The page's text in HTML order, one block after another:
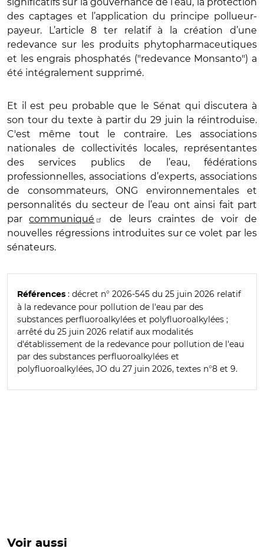
des captages et l’application du principe pollueur-
payeur. L’article 8 ter relatif à la création d’une
redevance sur les produits phytopharmaceutiques
et les engrais phosphatés ("redevance Monsanto") a
été intégralement supprimé.
Et il est peu probable que le Sénat qui discutera à
son tour du texte à partir du 29 juin la réintroduise.
C'est même tout le contraire. Les associations
nationales de collectivités locales, représentantes
des services publics de l’eau, fédérations
professionnelles, associations d’experts, associations
de consommateurs, ONG environnementales et
personnalités du secteur de l’eau ont ainsi fait part
parcommuniqué
de leurs craintes de voir de
nouvelles régressions introduites sur ce volet par les
sénateurs.
Références : décret n° 2026-545 du 25 juin 2026 relatif
à la redevance pour pollution de l'eau par des
substances perfluoroalkylées et polyfluoroalkylées ;
arrêté du 25 juin 2026 relatif aux modalités
d'établissement de la redevance pour pollution de l'eau
par des substances perfluoroalkylées et
polyfluoroalkylées, JO du 27 juin 2026, textes n°8 et 9.
Voir aussi